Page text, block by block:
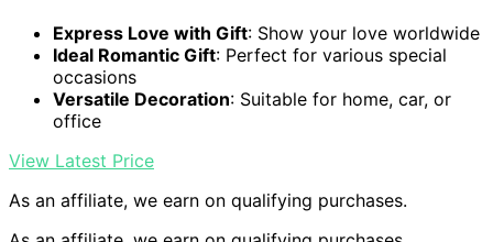
Express Love with Gift: Show your love worldwide
Ideal Romantic Gift: Perfect for various special
occasions
Versatile Decoration: Suitable for home, car, or
office
View Latest Price
As an affiliate, we earn on qualifying purchases.